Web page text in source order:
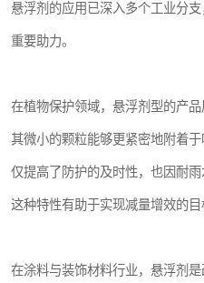
悬浮剂的应用已深入多个工业分
重要助力。
在植物保护领域，悬浮剂型的产品
其微小的颗粒能够更紧密地附着
仅提高了防护的及时性，也因耐雨
这种特性有助于实现减量增效的目
在涂料与装饰材料行业，悬浮剂